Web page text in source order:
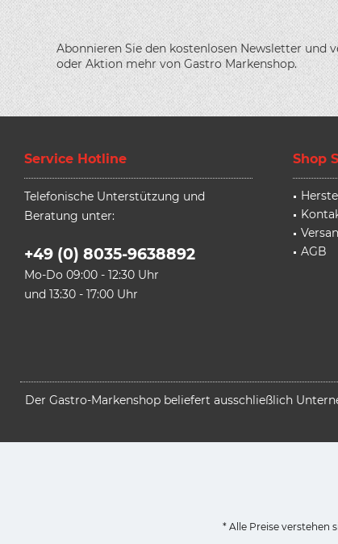
Abonnieren Sie den kostenlosen Newsletter und
oder Aktion mehr von Gastro Markenshop.
Service Hotline
Telefonische Unterstützung und
Beratung unter:
+49 (0) 8035-9638892
Mo-Do 09:00 - 12:30 Uhr
und 13:30 - 17:00 Uhr
Shop
AGB
Der Gastro-Markenshop beliefert ausschließlich
* Alle Preise verstehen